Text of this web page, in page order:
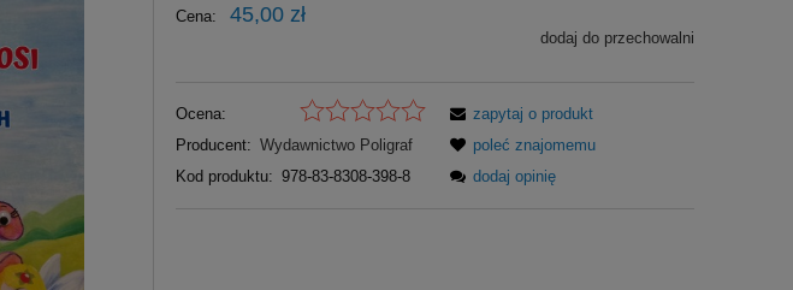
Cena: 45,00 zł
dodaj do przechowalni
Ocena:
Producent: Wydawnictwo Poligraf
Kod produktu: 978-83-8308-398-8
zapytaj o produkt
poleć znajomemu
dodaj opinię